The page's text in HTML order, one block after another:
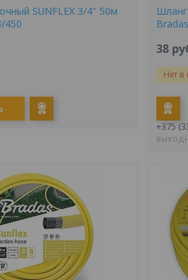
SUNFLEX 3/4" 50м
450
38
Нет в
+375